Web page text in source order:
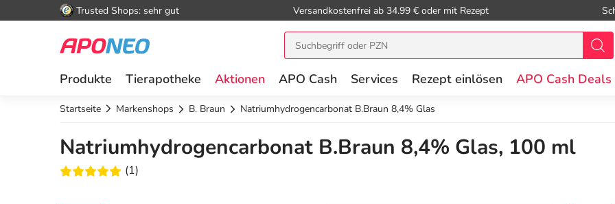
Trusted Shops: sehr gut Versandkostenfrei ab 34.99 € oder mit Rezept
Produkte Tierapotheke Aktionen APO Cash Services Rezept einlösen APO Cash Deals
Startseite Markenshops B. Braun Natriumhydrogencarbonat B.Braun 8,4% Glas
Natriumhydrogencarbonat B.Braun 8,4% Glas, 100 ml
(1)